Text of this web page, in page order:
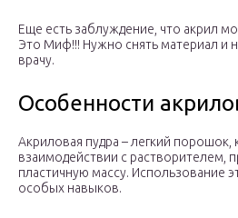
Еще есть заблуждение, что акрил
Это Миф!!! Нужно снять материал и
врачу.
Особенности
Акриловая пудра – легкий порошок,
взаимодействии с растворителем,
пластичную массу. Использование
особых навыков.